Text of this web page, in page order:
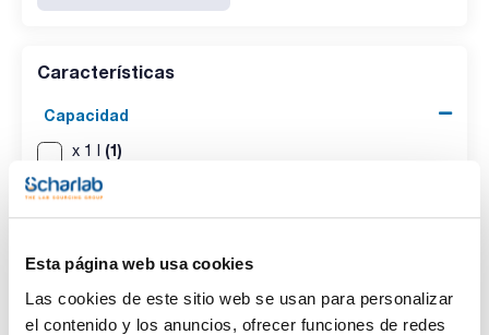
Esta página web usa cookies
Las cookies de este sitio web se usan para personalizar
el contenido y los anuncios, ofrecer funciones de redes
Características
Capacidad
x 1 l (1)
x 2,5 l